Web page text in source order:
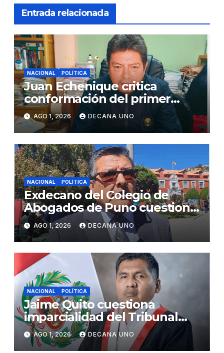
Entrada relacionada
NACIONAL POLÍTICA
Juan Echenique critica
conformación del primer
gabinete ministerial de Keiko
Fujimori
AGO 1, 2026 DECANA UNO
NACIONAL POLÍTICA
Exdecano del Colegio de
Abogados de Puno cuestiona
propuestas sobre seguridad
ciudadana
AGO 1, 2026 DECANA UNO
NACIONAL POLÍTICA
Jaime Quito cuestiona
imparcialidad del Tribunal
Constitucional tras liberación
de Ollanta Humala
AGO 1, 2026 DECANA UNO